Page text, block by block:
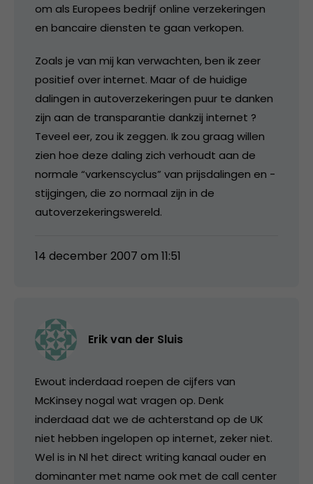
om als Europees bedrijf online verzekeringen
en bancaire diensten te gaan verkopen.
Zoals je van mij kan verwachten, ben ik zeer
positief over internet. Maar of de huidige
dalingen in autoverzekeringen puur te danken
zijn aan de transparantie dankzij internet ?
Teveel eer, zou ik zeggen. Ik zou graag willen
zien hoe deze daling zich verhoudt aan de
normale “varkenscyclus” van prijsdalingen en -
stijgingen, die zo normaal zijn in de
autoverzekeringswereld.
14 december 2007 om 11:51
Erik van der Sluis
Ewout inderdaad roepen de cijfers van
McKinsey nogal wat vragen op. Denk
inderdaad dat we de achterstand op de UK
niet hebben ingelopen op internet, zeker niet.
Wel is in Nl het direct writing kanaal ouder en
dominanter met name ook met de call center